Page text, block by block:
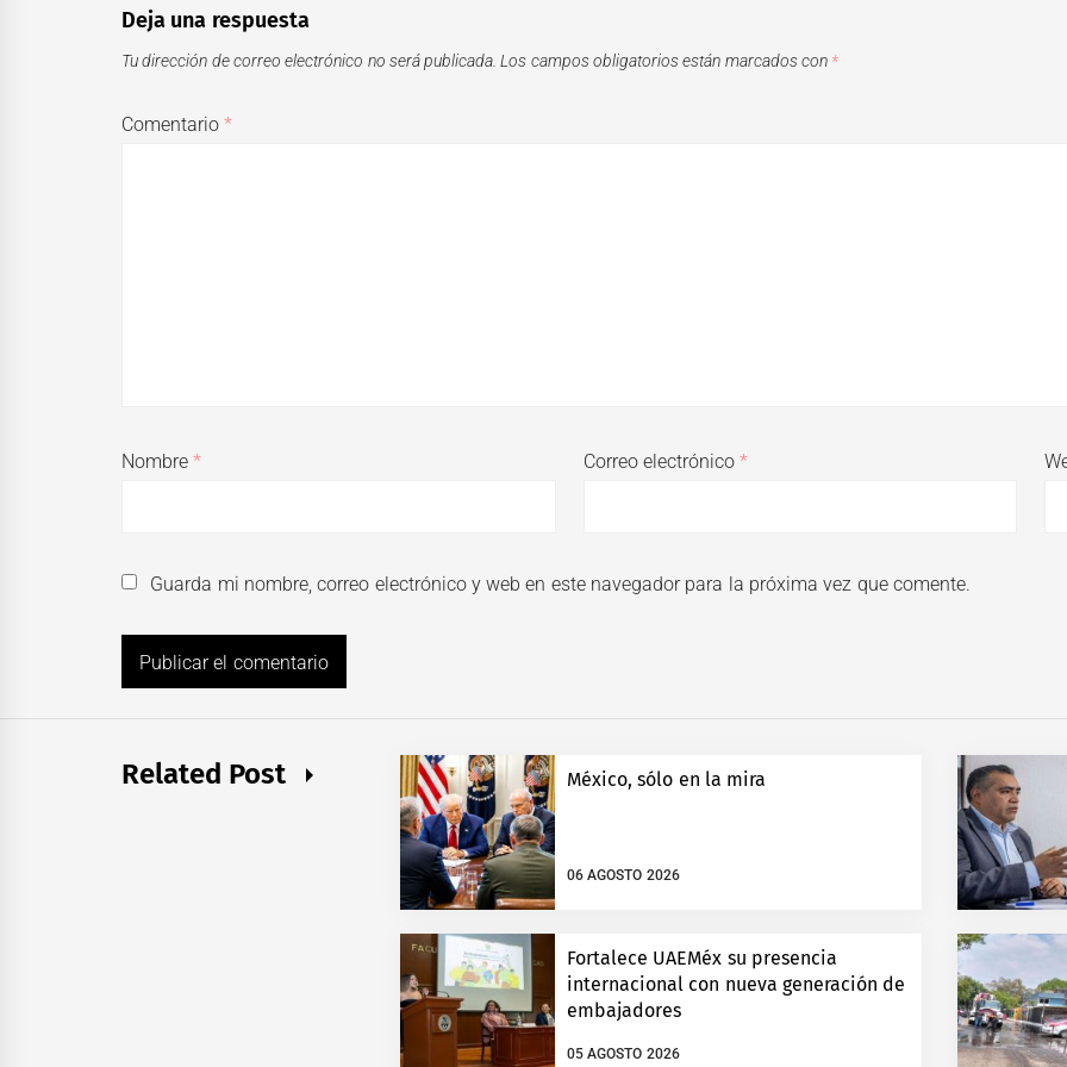
Deja una respuesta
Tu dirección de correo electrónico no será publicada. Los campos obligatorios están marcados con *
Comentario*
Nombre* Correo electrónico*
Guarda mi nombre, correo electrónico y web en este navegador para la próxima vez que comente.
Related Post México, sólo en la mira
06 AGOSTO 2026
Fortalece UAEMéx su presencia
internacional con nueva generación de
embajadores
05 AGOSTO 2026